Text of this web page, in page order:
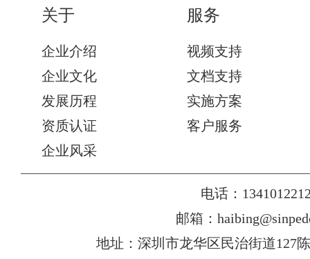
关于
企业介绍
企业文化
发展历程
资质认证
企业风采
服务
视频支持
文档支持
实施方案
客户服务
电话：
邮箱：
地址：深圳市龙华区民治街道127